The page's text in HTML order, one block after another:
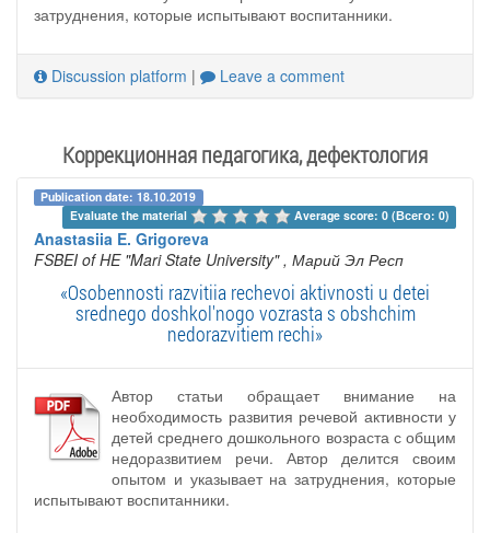
затруднения, которые испытывают воспитанники.
Discussion platform | Leave a comment
Коррекционная педагогика, дефектология
Publication date: 18.10.2019
Evaluate the material
Average score: 0 (Всего: 0)
Anastasiia E. Grigoreva
FSBEI of HE "Mari State University" , Марий Эл Респ
«Osobennosti razvitiia rechevoi aktivnosti u detei
srednego doshkol'nogo vozrasta s obshchim
nedorazvitiem rechi»
Автор статьи обращает внимание на
необходимость развития речевой активности у
детей среднего дошкольного возраста с общим
недоразвитием речи. Автор делится своим
опытом и указывает на затруднения, которые
испытывают воспитанники.